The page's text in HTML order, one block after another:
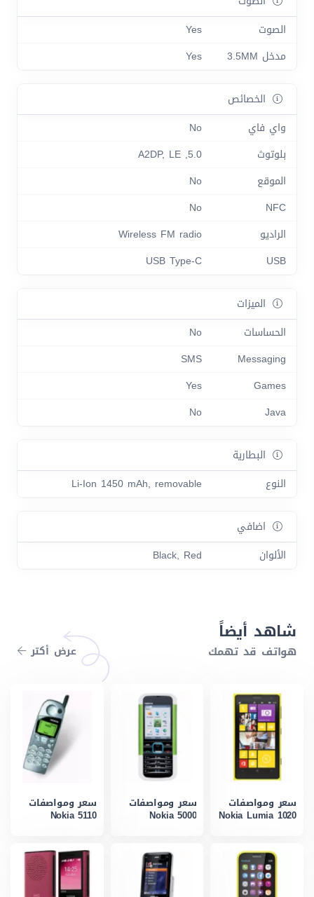
الصوت
Yes
مدخل 3.5MM
Yes
الخصائص
واي فاي
No
بلوتوث
5.0, A2DP, LE
الموقع
No
NFC
No
الراديو
Wireless FM radio
USB
USB Type-C
الميزات
الحساسات
No
Messaging
SMS
Games
Yes
Java
No
البطارية
النوع
Li-Ion 1450 mAh, removable
اضافي
الألوان
Black, Red
شاهد أيضاً
هواتف قد تهمك عرض أكتر
سعر ومواصفات
Nokia Lumia 1020
سعر ومواصفات
Nokia 5000
سعر ومواصفات
Nokia 5110